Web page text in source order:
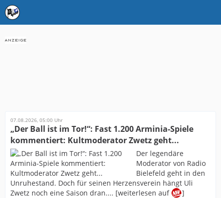
07.08.2026, 05:00 Uhr
„Der Ball ist im Tor!“: Fast 1.200 Arminia-Spiele
kommentiert: Kultmoderator Zwetz geht...
Der legendäre
Moderator von Radio
Bielefeld geht in den
Unruhestand. Doch für seinen Herzensverein hängt Uli
Zwetz noch eine Saison dran.... [weiterlesen auf
]